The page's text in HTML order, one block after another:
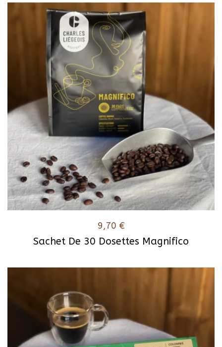
Sachet De 30 Dosettes Magnifico
9,70 €